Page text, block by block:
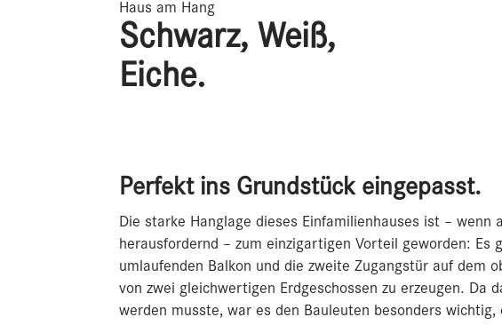
Haus am Hang
Schwarz, Weiß,
Eiche.
Perfekt ins Grundstück eingepasst.
Die starke Hanglage dieses Einfamilienhauses ist – wenn
herausfordernd – zum einzigartigen Vorteil geworden: Es
umlaufenden Balkon und die zweite Zugangstür auf dem
von zwei gleichwertigen Erdgeschossen zu erzeugen. Da
werden musste, war es den Bauleuten besonders